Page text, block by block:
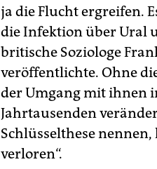
ja die Flucht ergreifen.
die Infektion über Ural
britische Soziologe
veröffentlichte. Ohne
der Umgang mit ihnen
Jahrtausenden
Schlüsselthese
verloren“.